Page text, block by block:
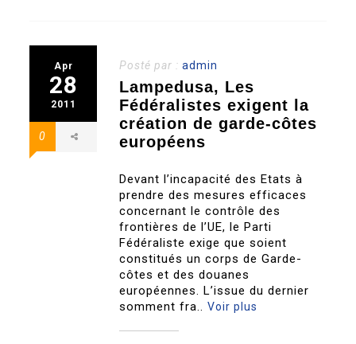
Apr
28
2011
0
Posté par :admin
Lampedusa, Les
Fédéralistes exigent la
création de garde-côtes
européens
Devant l’incapacité des Etats à
prendre des mesures efficaces
concernant le contrôle des
frontières de l’UE, le Parti
Fédéraliste exige que soient
constitués un corps de Garde-
côtes et des douanes
européennes. L’issue du dernier
somment fra..Voir plus